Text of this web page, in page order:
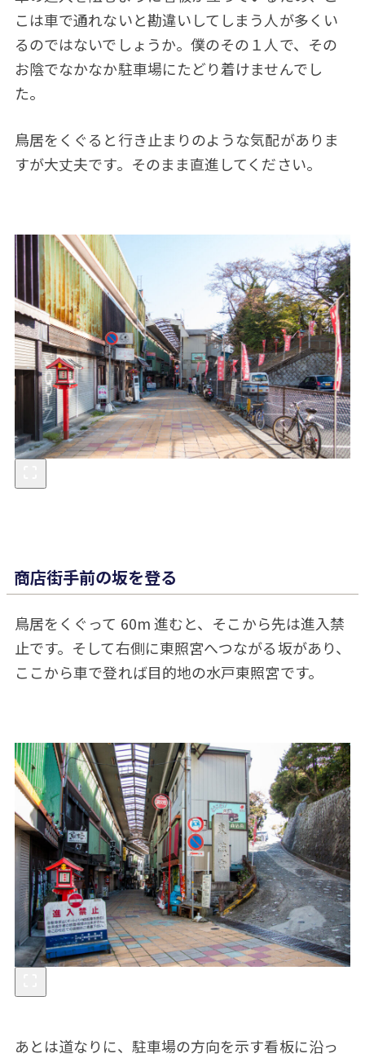
こは車で通れないと勘違いしてしまう人が多くい
るのではないでしょうか。僕のその１人で、その
お陰でなかなか駐車場にたどり着けませんでし
た。
鳥居をくぐると行き止まりのような気配がありま
すが大丈夫です。そのまま直進してください。
商店街手前の坂を登る
鳥居をくぐって 60m 進むと、そこから先は進入禁
止です。そして右側に東照宮へつながる坂があり、
ここから車で登れば目的地の水戸東照宮です。
あとは道なりに、駐車場の方向を示す看板に沿っ